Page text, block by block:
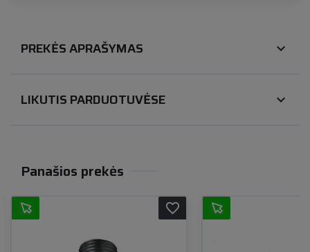
PREKĖS APRAŠYMAS expand_more
LIKUTIS PARDUOTUVĖSE expand_more
Panašios prekės
favorite_border